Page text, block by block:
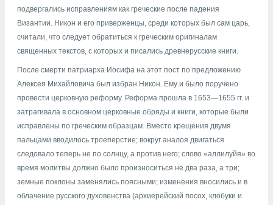
подвергались исправлениям как греческие после падения
Византии. Никон и его приверженцы, среди которых был сам царь,
считали, что следует обратиться к греческим оригиналам
священных текстов, с которых и писались древнерусские книги.
После смерти патриарха Иосифа на этот пост по предложению
Алексея Михайловича был избран Никон. Ему и было поручено
провести церковную реформу. Реформа прошла в 1653—1655 гг. и
затрагивала в основном церковные обряды и книги, которые были
исправлены по греческим образцам. Вместо крещения двумя
пальцами вводилось троеперстие; вокруг аналоя двигаться
следовало теперь не по солнцу, а против него; слово «аллилуйя» во
время молитвы должно было произноситься не два раза, а три;
земные поклоны заменялись поясными; изменения вносились и в
облачение русского духовенства (архиерейский посох, клобуки и